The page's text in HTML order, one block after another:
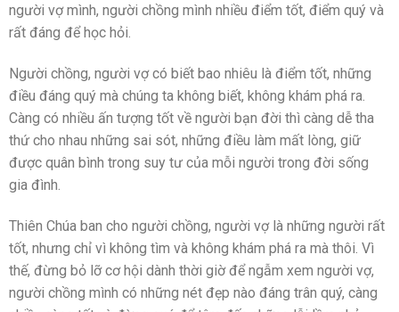
người vợ mình, người chồng mình nhiều điểm tốt, điểm quý và
rất đáng để học hỏi.
Người chồng, người vợ có biết bao nhiêu là điểm tốt, những
điều đáng quý mà chúng ta không biết, không khám phá ra.
Càng có nhiều ấn tượng tốt về người bạn đời thì càng dễ tha
thứ cho nhau những sai sót, những điều làm mất lòng, giữ
được quân bình trong suy tư của mỗi người trong đời sống
gia đình.
Thiên Chúa ban cho người chồng, người vợ là những người rất
tốt, nhưng chỉ vì không tìm và không khám phá ra mà thôi. Vì
thế, đừng bỏ lỡ cơ hội dành thời giờ để ngẫm xem người vợ,
người chồng mình có những nét đẹp nào đáng trân quý, càng